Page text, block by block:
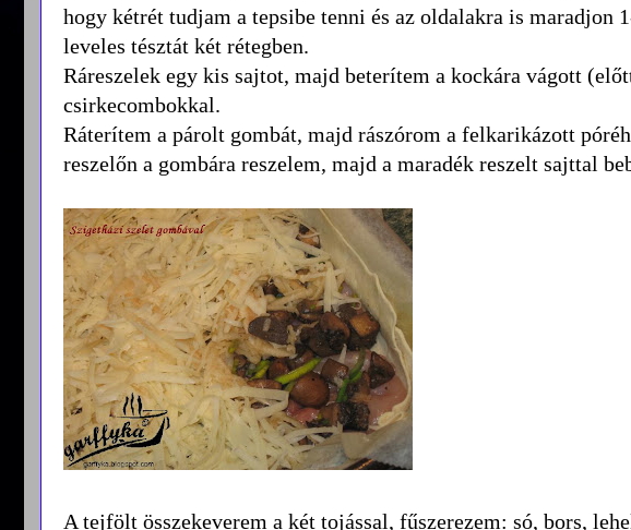
hogy kétrét tudjam a tepsibe tenni és az oldalakra is maradjon
leveles tésztát két rétegben.
Ráreszelek egy kis sajtot, majd beterítem a kockára vágott
csirkecombokkal.
Ráterítem a párolt gombát, majd rászórom a felkarikázott
reszelőn a gombára reszelem, majd a maradék reszelt sajttal
A tejfölt összekeverem a két tojással, fűszerezem: só, bors,